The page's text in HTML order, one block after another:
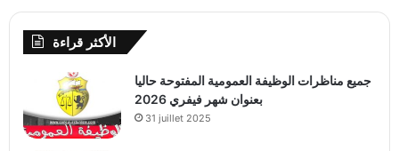
الأكثر قراءة
جميع مناظرات الوظيفة العمومية المفتوحة حاليا
بعنوان شهر فيفري 2026
31 juillet 2025